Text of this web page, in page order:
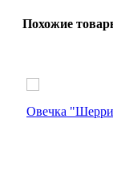
Похожие
Овечка